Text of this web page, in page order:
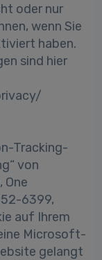
oder nur
wenn Sie
haben.
sind hier
Tracking-
von
6399,
auf Ihrem
Microsoft-
gelangt